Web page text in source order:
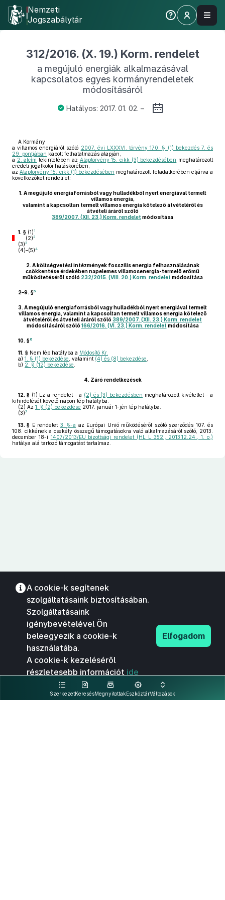
Nemzeti
Jogszabálytár
312/2016. (X. 19.) Korm. rendelet
a megújuló energiák alkalmazásával
kapcsolatos egyes kormányrendeletek
módosításáról
Hatályos: 2017. 01. 02. –
A Kormány
a villamos energiáról szóló 2007. évi LXXXVI. törvény 170. § (1) bekezdés 7. és
29. pontjában kapott felhatalmazás alapján,
a 2. alcím tekintetében az Alaptörvény 15. cikk (3) bekezdésében meghatározott
eredeti jogalkotói hatáskörében,
azAlaptörvény 15. cikk (1) bekezdésében meghatározott feladatkörében eljárva a
következőket rendeli el:
1. A megújuló energiaforrásból vagy hulladékból nyert energiával termelt
villamos energia,
valamint a kapcsoltan termelt villamos energia kötelező átvételéről és
átvételi áráról szóló
389/2007. (XII. 23.) Korm. rendelet módosítása
1. § (1) 1
(2)2
(3)3
(4)–(5)4
2. A költségvetési intézmények fosszilis energia felhasználásának
csökkentése érdekében napelemes villamosenergia-termelő erőmű
működtetéséről szóló 232/2015. (VIII. 20.) Korm. rendelet módosítása
2–9. §5
3. A megújuló energiaforrásból vagy hulladékból nyert energiával termelt
villamos energia, valamint a kapcsoltan termelt villamos energia kötelező
átvételéről és átvételi áráról szóló 389/2007. (XII. 23.) Korm. rendelet
módosításáról szóló 166/2016. (VI. 23.) Korm. rendelet módosítása
10. §6
11. § Nem lép hatályba a Módosító Kr.
a) 1. § (1) bekezdése , valamint (4) és (8) bekezdése
b) 2. § (12) bekezdése
4. Záró rendelkezések
12. § (1) Ez a rendelet – a (2) és (3) bekezdésben meghatározott kivétellel – a
kihirdetését követő napon lép hatályba.
(2) Az 1. § (2) bekezdése 2017. január 1-jén lép hatályba.
(3)7
13. § E rendelet 3. §-a az Európai Unió működéséről szóló szerződés 107. és
108. cikkének a csekély összegű támogatásokra való alkalmazásáról szóló, 2013.
december 18-i 1407/2013/EU bizottsági rendelet (HL L 352., 2013.12.24., 1. o.)
hatálya alá tartozó támogatást tartalmaz.
SzerkezetKeresésMegnyitottakEszköztárVáltozások
A cookie-k segítenek
szolgáltatásaink biztosításában.
Szolgáltatásaink
igénybevételével Ön
beleegyezik a cookie-k
használatába.
A cookie-k kezeléséről
részletesebb információt ide
kattintva olvashat.
Elfogadom